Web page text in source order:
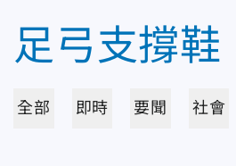
足弓支撐鞋
全部 即時 要聞 社會